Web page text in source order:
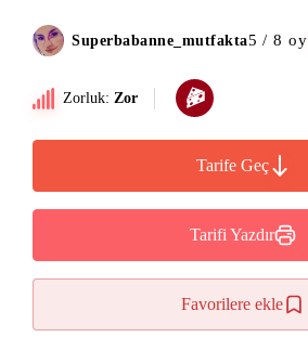
Superbabanne_mutfakta5 / 8 oy
Zorluk: Zor
Tarife Geç
Tarifi Yazdır
Favorilere ekle